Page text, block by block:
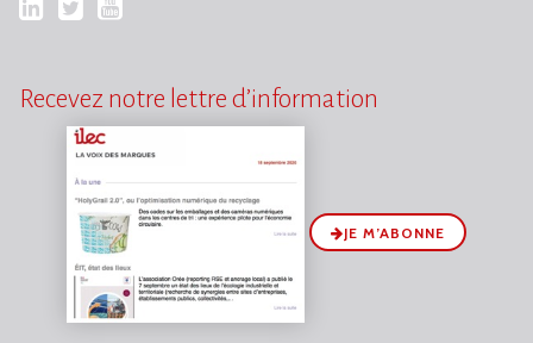
Recevez notre lettre d’information
JE M’ABONNE